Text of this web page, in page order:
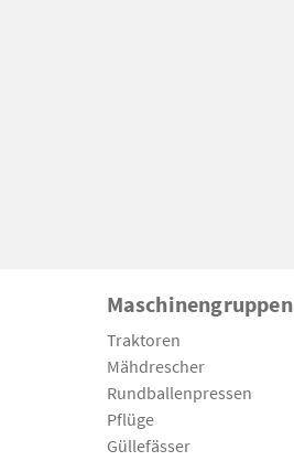
Maschinengruppen
Traktoren
Mähdrescher
Rundballenpressen
Pflüge
Güllefässer